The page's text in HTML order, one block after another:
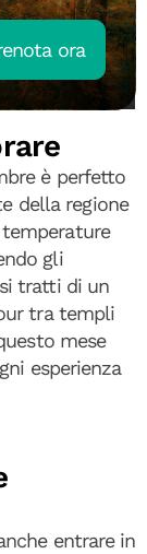
ora
è perfetto
della regione
gli
tratti di un
tra templi
mese
esperienza
entrare in